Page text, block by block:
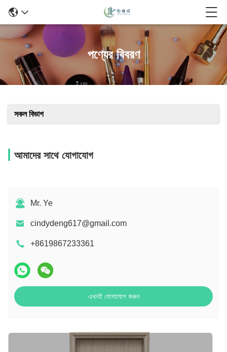
পণ্যের বিবরণ
সকল বিভাগ
আমাদের সাথে যোগাযোগ
Mr. Ye
cindydeng617@gmail.com
+8619867233361
এখনই যোগাযোগ করুন